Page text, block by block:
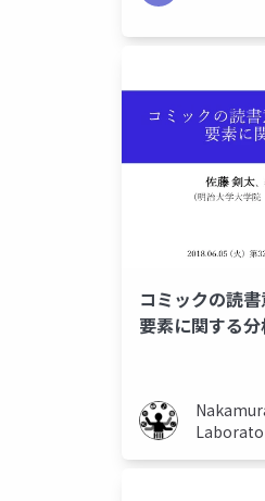
コミックの読
要素に関する